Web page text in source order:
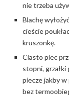
nie trzeba
Blachę
cieście
kruszonkę.
Ciasto piec
stopni,
piecze jakby
bez